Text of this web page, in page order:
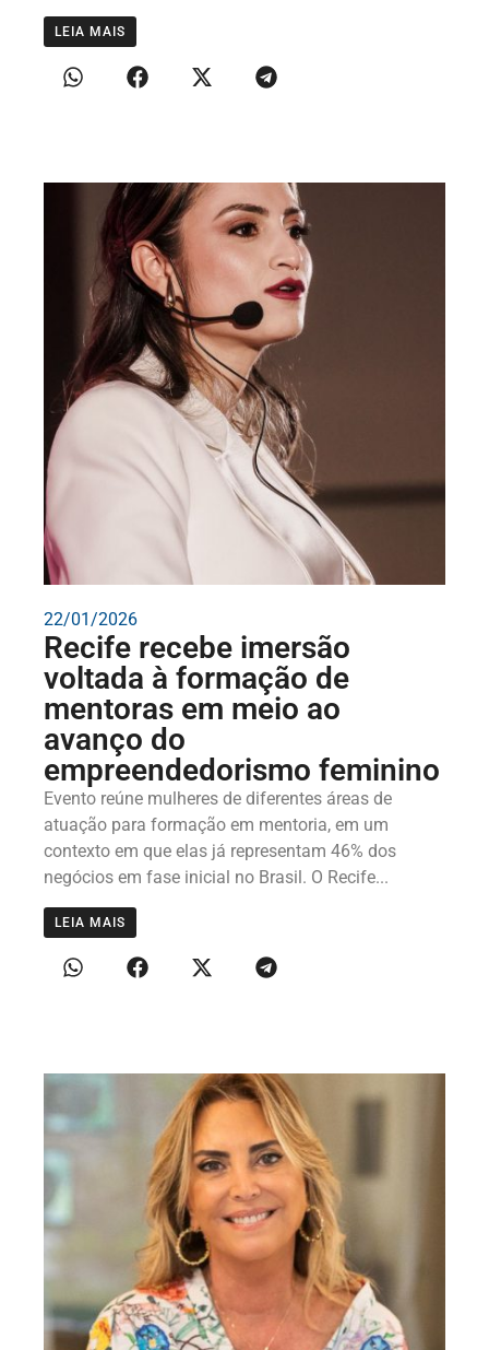
LEIA MAIS
22/01/2026
Recife recebe imersão
voltada à formação de
mentoras em meio ao
avanço do
empreendedorismo feminino
Evento reúne mulheres de diferentes áreas de
atuação para formação em mentoria, em um
contexto em que elas já representam 46% dos
negócios em fase inicial no Brasil. O Recife...
LEIA MAIS